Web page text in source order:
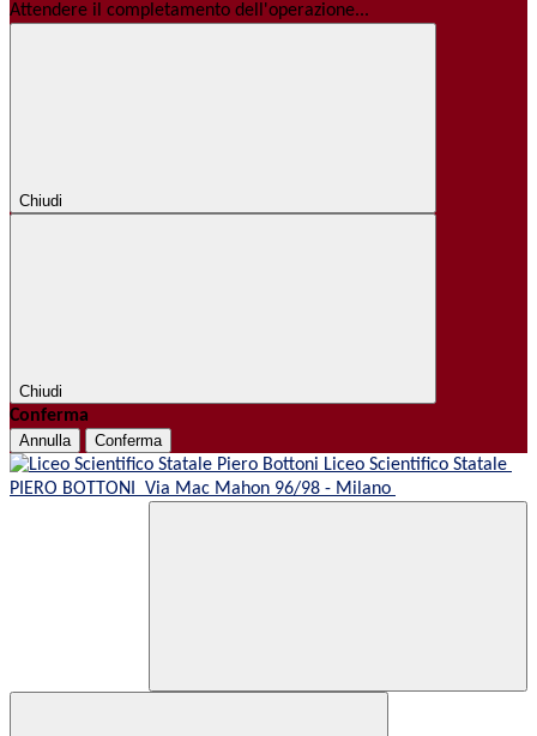
Attendere il completamento dell'operazione...
Chiudi
Chiudi
Conferma
Annulla Conferma
Liceo Scientifico Statale
PIERO BOTTONI Via Mac Mahon 96/98 - Milano